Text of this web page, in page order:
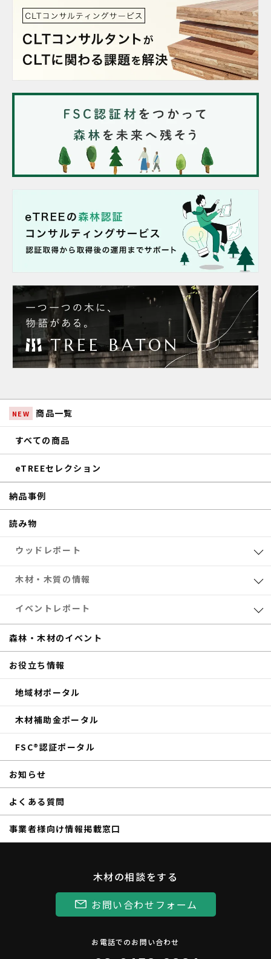
NEW 商品一覧
すべての商品
eTREEセレクション
納品事例
読み物
ウッドレポート
業界レポート
eTREEコラム
サステナブル
木材・木質の情報
森林・木材のお得情報
木材加工
補助金
商品紹介
イベントレポート
共催セミナー
eTREE TALK
森の未来会議
その他のイベントレポート
森林・木材のイベント
お役立ち情報
地域材ポータル
木材補助金ポータル
FSC®認証ポータル
お知らせ
よくある質問
事業者様向け情報掲載窓口
木材の相談をする
お問い合わせフォーム
お電話でのお問い合わせ